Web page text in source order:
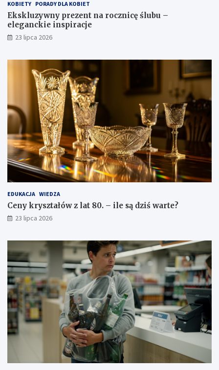
KOBIETY PORADY DLA KOBIET
Ekskluzywny prezent na rocznicę ślubu –
eleganckie inspiracje
23 lipca 2026
EDUKACJA WIEDZA
Ceny kryształów z lat 80. – ile są dziś warte?
23 lipca 2026